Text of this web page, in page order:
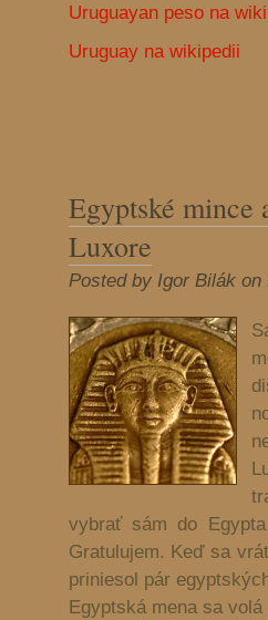
Uruguayan peso na
Uruguay na wikipedii
Egyptské mince
Luxore
Posted by Igor Bilák on
vybrať sám do
Gratulujem. Keď sa
priniesol pár
Egyptská mena sa